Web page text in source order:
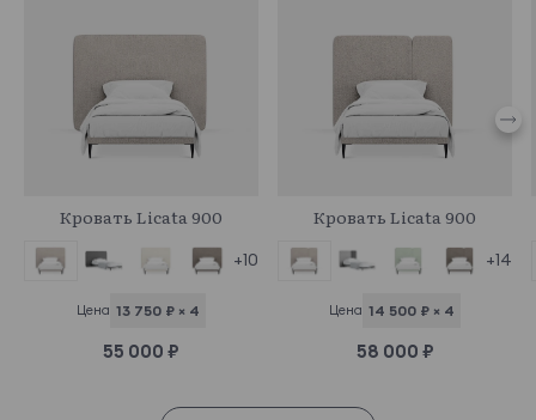
Кровать Licata 900
+10
Цена 13 750 ₽ × 4
55 000 ₽
Кровать Licata 900
+14
Цена 14 500 ₽ × 4
58 000 ₽